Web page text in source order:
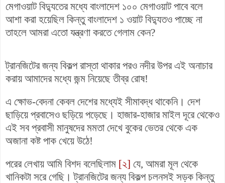
মেগাওয়াট বিদ্যুতের মধ্যে বাংলাদেশ ১০০ মেগাওয়াট পাবে বলে
আশা করা হয়েছিল কিন্তু বাংলাদেশ ১ ওয়াট বিদ্যুতও পাচ্ছে না
তাহলে আমরা এতো যন্ত্রণা করতে গেলাম কেন?
ট্রানজিটের জন্য বিকল্প রাস্তা থাকার পরও নদীর উপর এই অনাচার
করায় আমাদের মধ্যে জন্ম নিয়েছে তীব্র রোষ!
এ ক্ষোভ-বেদনা কেবল দেশের মধ্যেই সীমাবদ্ধ থাকেনি। দেশ
ছাড়িয়ে প্রবাসেও ছড়িয়ে পড়েছে। হাজার-হাজার মাইল দূরে থেকেও
এই সব প্রবাসী মানুষদের মমতা দেখে বুকের ভেতর থেকে এক
অজানা কষ্ট পাক খেয়ে উঠে!
পরের লেখায় আমি বিশদ বলেছিলাম [২] যে, আমরা মূল থেকে
খানিকটা সরে গেছি। ট্রানজিটের জন্য বিকল্প চলনসই সড়ক কিন্তু